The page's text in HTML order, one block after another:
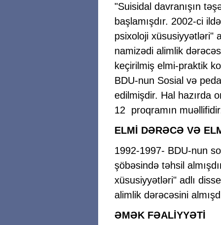
"Suisidal davranışın
başlamışdır. 2002-ci
psixoloji xüsusiyyətləri"
namizədi alimlik
keçirilmiş elmi-praktik
BDU-nun Sosial və
edilmişdir. Hal hazırda
12 proqramın
ELMİ DƏRƏCƏ VƏ
1992-1997- BDU-nun
şöbəsində təhsil
xüsusiyyətləri" adlı
alimlik dərəcəsini
ƏMƏK FƏALİYYƏTİ